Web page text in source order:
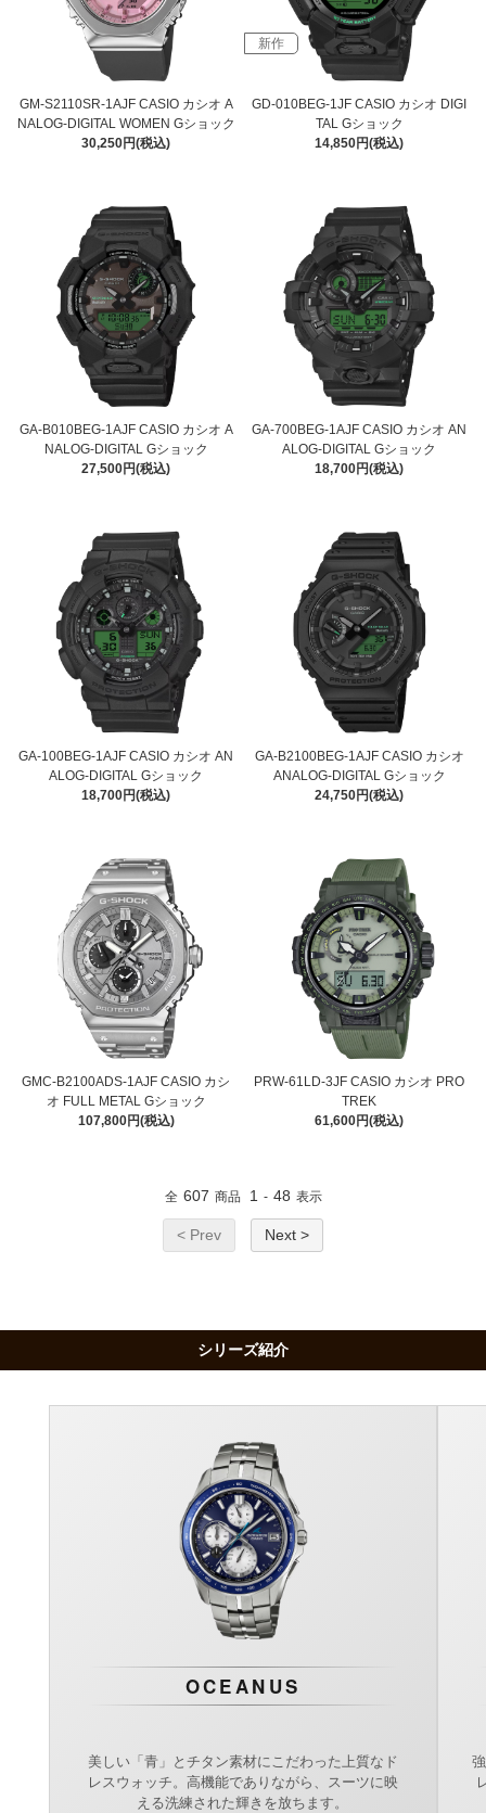
GM-S2110SR-1AJF CASIO カシオ A
NALOG-DIGITAL WOMEN Gショック
30,250円(税込)
新作
GD-010BEG-1JF CASIO カシオ DIGI
TAL Gショック
14,850円(税込)
GA-B010BEG-1AJF CASIO カシオ A
NALOG-DIGITAL Gショック
27,500円(税込)
GA-700BEG-1AJF CASIO カシオ AN
ALOG-DIGITAL Gショック
18,700円(税込)
GA-100BEG-1AJF CASIO カシオ AN
ALOG-DIGITAL Gショック
18,700円(税込)
GA-B2100BEG-1AJF CASIO カシオ
ANALOG-DIGITAL Gショック
24,750円(税込)
GMC-B2100ADS-1AJF CASIO カシ
オ FULL METAL Gショック
107,800円(税込)
PRW-61LD-3JF CASIO カシオ PRO
TREK
61,600円(税込)
全 607 商品 1 - 48 表示
< Prev Next >
シリーズ紹介
OCEANUS
美しい「青」とチタン素材にこだわった上質なド
レスウォッチ。高機能でありながら、スーツに映
える洗練された輝きを放ちます。